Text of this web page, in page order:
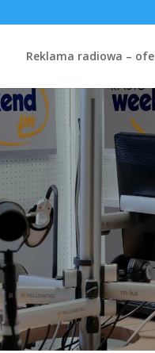
Reklama radiowa –